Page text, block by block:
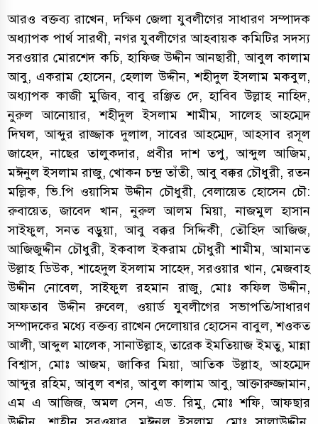
আরও বক্তব্য রাখেন, দক্ষিণ জেলা যুবলীগের সাধারণ সম্পাদক
অধ্যাপক পার্থ সারথী, নগর যুবলীগের আহবায়ক কমিটির সদস্য
সরওয়ার মোরশেদ কচি, হাফিজ উদ্দীন আনছারী, আবুল কালাম
আবু, একরাম হোসেন, হেলাল উদ্দীন, শহীদুল ইসলাম মকবুল,
অধ্যাপক কাজী মুজিব, বাবু রঞ্জিত দে, হাবিব উল্লাহ নাহিদ,
নুরুল আনোয়ার, শহীদুল ইসলাম শামীম, সালেহ আহম্মেদ
দিঘল, আব্দুর রাজ্জাক দুলাল, সাবের আহম্মেদ, আহসাব রসূল
জাহেদ, নাছের তালুকদার, প্রবীর দাশ তপু, আব্দুল আজিম,
মঈনুল ইসলাম রাজু, খোকন চন্দ্র তাঁতী, আবু বক্কর চৌধুরী, রতন
মল্লিক, ভি.পি ওয়াসিম উদ্দীন চৌধুরী, বেলায়েত হোসেন চৌ:
রুবায়েত, জাবেদ খান, নুরুল আলম মিয়া, নাজমুল হাসান
সাইফুল, সনত বড়ুয়া, আবু বক্কর সিদ্দিকী, তৌহিদ আজিজ,
আজিজুদ্দীন চৌধুরী, ইকবাল ইকরাম চৌধুরী শামীম, আমানত
উল্লাহ ডিউক, শাহেদুল ইসলাম সাহেদ, সরওয়ার খান, মেজবাহ
উদ্দীন নোবেল, সাইফুল রহমান রাজু, মোঃ কফিল উদ্দীন,
আফতাব উদ্দীন রুবেল, ওয়ার্ড যুবলীগের সভাপতি/সাধারণ
সম্পাদকের মধ্যে বক্তব্য রাখেন দেলোয়ার হোসেন বাবুল, শওকত
আলী, আব্দুল মালেক, সানাউল্লাহ, তারেক ইমতিয়াজ ইমতু, মান্না
বিশ্বাস, মোঃ আজম, জাকির মিয়া, আতিক উল্লাহ, আহম্মেদ
আব্দুর রহিম, আবুল বশর, আবুল কালাম আবু, আক্তারুজ্জামান,
এম এ আজিজ, অমল সেন, এড. রিমু, মোঃ শফি, আফছার